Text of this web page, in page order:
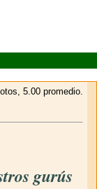
gurús